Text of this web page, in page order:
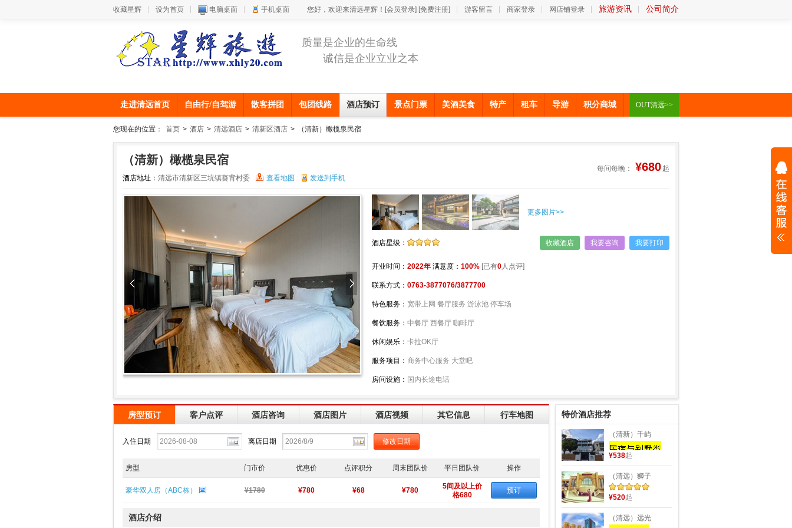
收藏星辉 设为首页 电脑桌面 手机桌面 您好，欢迎来清远星辉！ [会员登录] [免费注册] 游客留言 商家登录 网店铺登录 旅游资讯 公司简介
质量是企业的生命线
诚信是企业立业之本
走进清远首页 自由行/自驾游 散客拼团 包团线路 酒店预订 景点门票 美酒美食 特产 租车 导游 积分商城 OUT清远>>
您现在的位置： 首页 > 酒店 > 清远酒店 > 清新区酒店 > （清新）橄榄泉民宿
（清新）橄榄泉民宿
酒店地址： 清远市清新区三坑镇葵背村委 查看地图 发送到手机
每间每晚： ¥680 起
更多图片>>
收藏酒店 我要咨询 我要打印
酒店星级：
开业时间： 2022年 满意度： 100% [已有0人点评]
联系方式： 0763-3877076/3877700
特色服务： 宽带上网 餐厅服务 游泳池 停车场
餐饮服务： 中餐厅 西餐厅 咖啡厅
休闲娱乐： 卡拉OK厅
服务项目： 商务中心服务 大堂吧
房间设施： 国内长途电话
房型预订 客户点评 酒店咨询 酒店图片 酒店视频 其它信息 行车地图
入住日期 离店日期
房型 门市价 优惠价 点评积分 周末团队价 平日团队价 操作
豪华双人房（ABC栋） ¥1780 ¥780 ¥68 ¥780
5间及以上价
格680
预订
酒店介绍
特价酒店推荐
（清新）千屿
¥538起
（清远）狮子
¥520起
（清远）远光